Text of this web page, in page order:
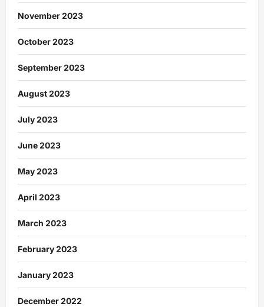
November 2023
October 2023
September 2023
August 2023
July 2023
June 2023
May 2023
April 2023
March 2023
February 2023
January 2023
December 2022